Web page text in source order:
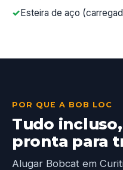
Esteira de aço
POR QUE A BOB LOC
Tudo
pronta para
Alugar Bobcat em